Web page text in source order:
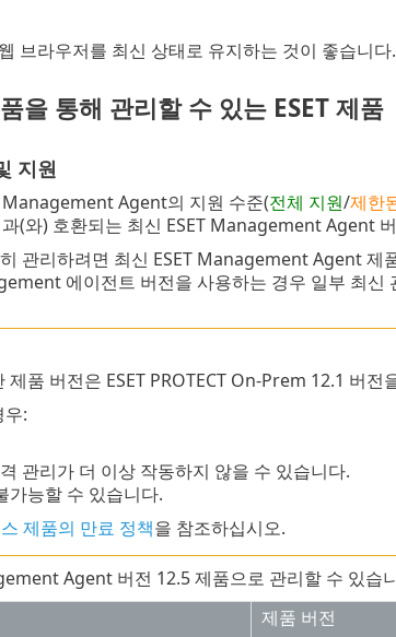
브라우저를 최신 상태로 유지하는 것이 좋습니다.
을 통해 관리할 수 있는 ESET 제품
지원
Management Agent의 지원 수준(전체 지원/제한
(와) 호환되는 최신 ESET Management Agent
관리하려면 최신 ESET Management Agent 제
에이전트 버전을 사용하는 경우 일부 최신
품 버전은 ESET PROTECT On-Prem 12.1 버
우:
관리가 더 이상 작동하지 않을 수 있습니다.
가능할 수 있습니다.
제품의 만료 정책을 참조하십시오.
Agent 버전 12.5 제품으로 관리할 수 있습
제품 버전